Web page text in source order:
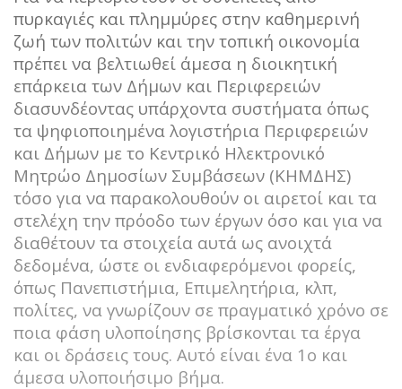
πυρκαγιές και πλημμύρες στην καθημερινή
ζωή των πολιτών και την τοπική οικονομία
πρέπει να βελτιωθεί άμεσα η διοικητική
επάρκεια των Δήμων και Περιφερειών
διασυνδέοντας υπάρχοντα συστήματα όπως
τα ψηφιοποιημένα λογιστήρια Περιφερειών
και Δήμων με το Κεντρικό Ηλεκτρονικό
Μητρώο Δημοσίων Συμβάσεων (ΚΗΜΔΗΣ)
τόσο για να παρακολουθούν οι αιρετοί και τα
στελέχη την πρόοδο των έργων όσο και για να
διαθέτουν τα στοιχεία αυτά ως ανοιχτά
δεδομένα, ώστε οι ενδιαφερόμενοι φορείς,
όπως Πανεπιστήμια, Επιμελητήρια, κλπ,
πολίτες, να γνωρίζουν σε πραγματικό χρόνο σε
ποια φάση υλοποίησης βρίσκονται τα έργα
και οι δράσεις τους. Αυτό είναι ένα 1ο και
άμεσα υλοποιήσιμο βήμα.